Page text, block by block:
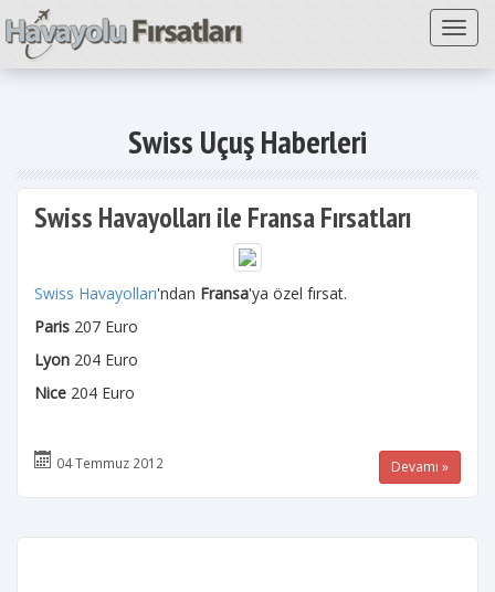
Swiss Uçuş Haberleri
Swiss Havayolları ile Fransa Fırsatları
Swiss Havayolları'ndan Fransa'ya özel fırsat.
Paris 207 Euro
Lyon 204 Euro
Nice 204 Euro
04 Temmuz 2012 Devamı »